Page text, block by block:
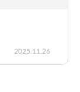
2025.11.26